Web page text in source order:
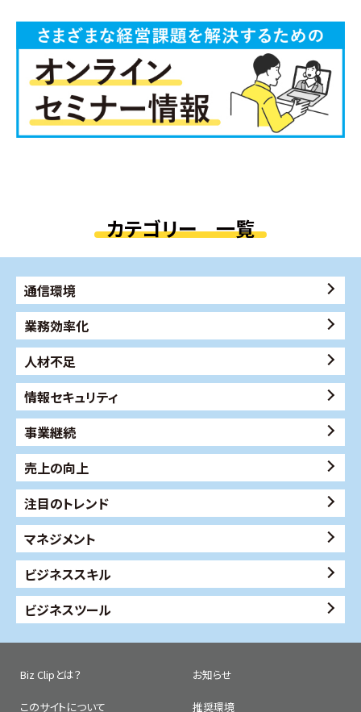
カテゴリー 一覧
通信環境
業務効率化
人材不足
情報セキュリティ
事業継続
売上の向上
注目のトレンド
マネジメント
ビジネススキル
ビジネスツール
Biz Clipとは？ お知らせ
このサイトについて 推奨環境